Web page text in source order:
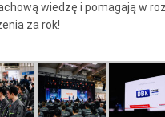
wiedzę i pomagają w
za rok!